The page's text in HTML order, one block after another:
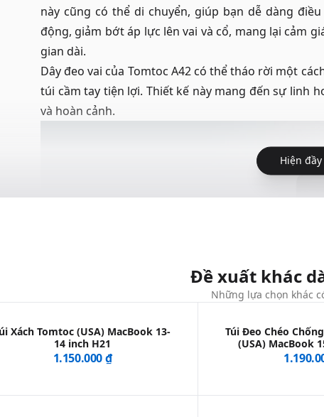
này cũng có thể di chuyển, giúp bạn dễ dàng
động, giảm bớt áp lực lên vai và cổ, mang lại cảm
gian dài.
Dây đeo vai của Tomtoc A42 có thể tháo rời một
túi cầm tay tiện lợi. Thiết kế này mang đến sự linh
và hoàn cảnh.
Hiện
Đề xuất khác
Những lựa chọn khác
Xách Tomtoc (USA) MacBook 13-
14 inch H21
1.150.000 ₫
Túi Đeo Chéo
(USA) MacBook